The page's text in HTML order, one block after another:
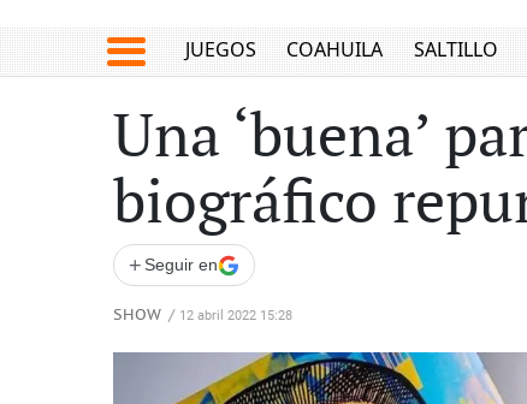
JUEGOS COAHUILA SALTILLO
Una ‘buena’
biográfico
+ Seguir en
SHOW / 12 abril 2022 15:28